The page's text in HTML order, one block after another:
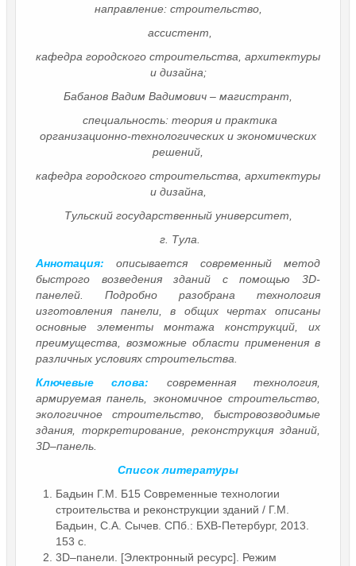
направление: строительство,
ассистент,
кафедра городского строительства, архитектуры
и дизайна;
Бабанов Вадим Вадимович – магистрант,
специальность: теория и практика
организационно-технологических и экономических
решений,
кафедра городского строительства, архитектуры
и дизайна,
Тульский государственный университет,
г. Тула.
Аннотация: описывается современный метод
быстрого возведения зданий с помощью 3D-
панелей. Подробно разобрана технология
изготовления панели, в общих чертах описаны
основные элементы монтажа конструкций, их
преимущества, возможные области применения в
различных условиях строительства.
Ключевые слова: современная технология,
армируемая панель, экономичное строительство,
экологичное строительство, быстровозводимые
здания, торкретирование, реконструкция зданий,
3D–панель.
Список литературы
Бадьин Г.М. Б15 Современные технологии
строительства и реконструкции зданий / Г.М.
Бадьин, С.А. Сычев. СПб.: БХВ-Петербург, 2013.
153 с.
3D–панели. [Электронный ресурс]. Режим